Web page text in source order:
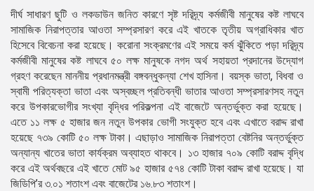
দীর্ঘ সাধারণ ছুটি ও লকডাউন জনিত কারণে সৃষ্ট দরিদ্র্য কর্মজীবী মানুষের কষ্ট লাঘবে
সামাজিক নিরাপত্তার আওতা সম্প্রসারণ করে এই খাতকে তৃতীয় অগ্রাধিকার খাত
হিসেবে বিবেচনা করা হয়েছে। করোনা সংক্রমণের এই সময়ে কর্ম ঝুঁকিতে পড়া দরিদ্র্য
কর্মজীবী মানুষের কষ্ট লাঘবে ৫০ লক্ষ মানুষকে নগদ অর্থ সহায়তা প্রদানের উদ্যোগ
গ্রহণ করেছেন মাননীয় প্রধানমন্ত্রী বঙ্গবন্ধুকন্যা শেখ হাসিনা। বয়স্ক ভাতা, বিধবা ও
স্বামী পরিত্যক্তা ভাতা এবং অস্বচ্ছল প্রতিবন্ধী ভাতার আওতা সম্প্রসারণসহ নতুন
করে উপকারভোগীর সংখ্যা বৃদ্ধির পরিকল্পনা এই বাজেটে অন্তর্ভুক্ত করা হয়েছে।
এতে ১১ লক্ষ ৫ হাজার জন নতুন উপকার ভোগী সংযুক্ত হবে এবং এখাতে বরাদ্দ রাখা
হয়েছে ৭৩৯ কোটি ৫০ লক্ষ টাকা। এছাড়াও সামাজিক নিরাপত্তা বেষ্টনির অন্তর্ভুক্ত
অন্যান্য খাতের ভাতা কার্যক্রম অব্যাহত থাকবে। ১৩ হাজার ৭০৯ কোটি বরাদ্দ বৃদ্ধি
করে এই অর্থবছরে এই খাতে মোট ৯৫ হাজার ৫৭৪ কোটি টাকা বরাদ্দ রাখা হয়েছে। যা
জিডিপি’র ৩.০১ শতাংশ এবং বাজেটের ১৬.৮৩ শতাংশ।